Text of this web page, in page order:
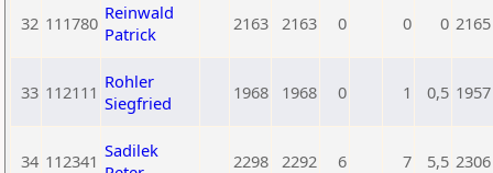
32 111780 Reinwald
Patrick
2163 2163 0 0 0 2165
33 112111 Rohler
Siegfried
1968 1968 0 1 0,5 1957
34 112341 Sadilek
2298 2292 6 7 5,5 2306